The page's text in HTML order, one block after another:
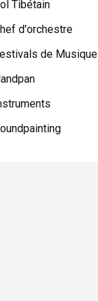
Tibétain
d'orchestre
de Musique